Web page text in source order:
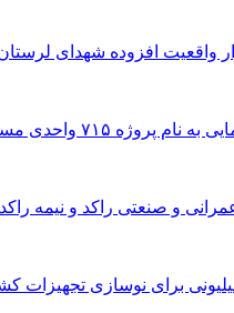
واقعیت افزوده شهدای
واحدی مسکن ملی خرم آباد
و صنعتی راکد و نیمه